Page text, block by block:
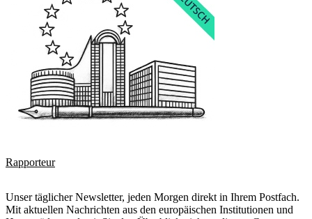
Rapporteur
Unser täglicher Newsletter, jeden Morgen direkt in Ihrem Postfach.
Mit aktuellen Nachrichten aus den europäischen Institutionen und